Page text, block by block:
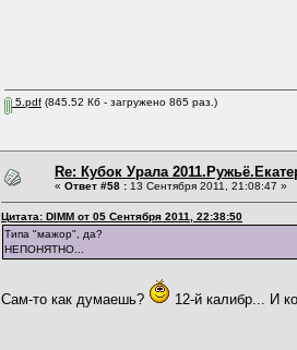
5.pdf (845.52 Кб - загружено 865 раз.)
Re: Кубок Урала
« Ответ #58 : 13 Сентября 2011, 21:08:47 »
Цитата: DIMM от 05 Сентября 2011, 22:38:50
Типа "мажор", да?
НЕПОНЯТНО...
Сам-то как думаешь? 12-й калибр... И